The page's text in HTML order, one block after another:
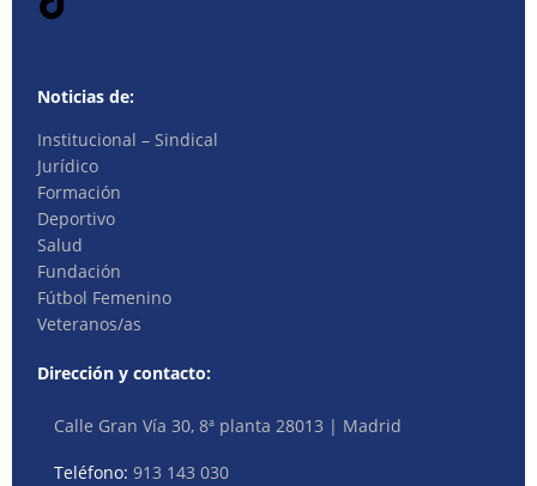
Noticias de:
Institucional – Sindical
Jurídico
Formación
Deportivo
Salud
Fundación
Fútbol Femenino
Veteranos/as
Dirección y contacto:
Calle Gran Vía 30, 8ª planta 28013 | Madrid
Teléfono:913 143 030